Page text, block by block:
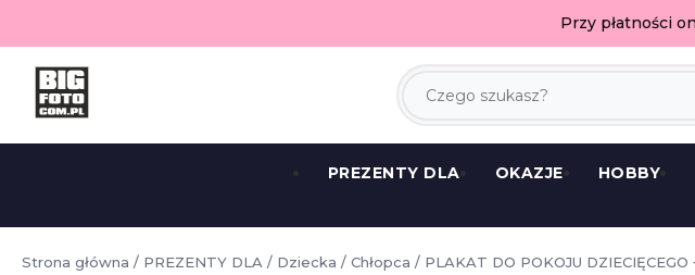
Przy płatności
PREZENTY DLA OKAZJE HOBBY
Strona główna / PREZENTY DLA / Dziecka / Chłopca / PLAKAT DO POKOJU DZIECIĘCEGO